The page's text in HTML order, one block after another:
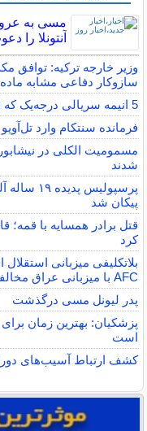
مسی به
آنتونلا را
وزیر خارجه ترکیه: توافق
سازوکار دفاعی مشابه ماده ۵
5 انیمه سریالی درجه‌یک که فقط یک فصل دارند
فرمانده سنتکام وارد
شدند
پیکان شد
قتل برادر همسایه با قمه؛
کرد
بلاتکلیفی میزبانی
AFC با میزبانی عراق مخالفت کرد
پدر لیونل مسی درگذشت
پزشکیان: بهترین زمان
است
کشف ارتباط آسیب‌های